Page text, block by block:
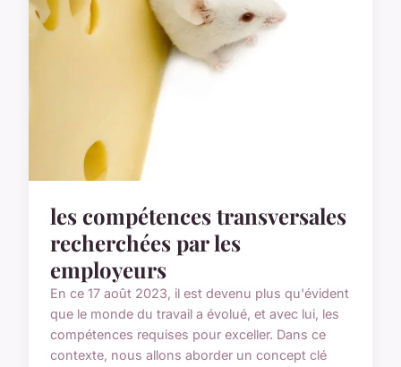
les compétences transversales
recherchées par les
employeurs
En ce 17 août 2023, il est devenu plus qu'évident
que le monde du travail a évolué, et avec lui, les
compétences requises pour exceller. Dans ce
contexte, nous allons aborder un concept clé